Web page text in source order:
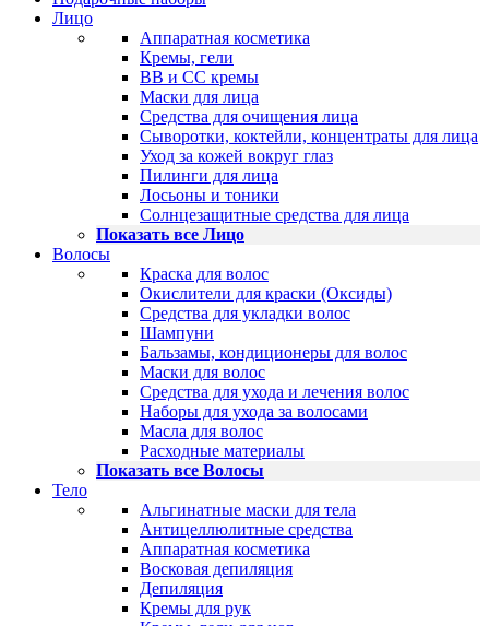
Лицо
Аппаратная косметика
Кремы, гели
BB и CC кремы
Маски для лица
Средства для очищения лица
Сыворотки, коктейли, концентраты для лица
Уход за кожей вокруг глаз
Пилинги для лица
Лосьоны и тоники
Солнцезащитные средства для лица
Показать все Лицо
Волосы
Краска для волос
Окислители для краски (Оксиды)
Средства для укладки волос
Шампуни
Бальзамы, кондиционеры для волос
Маски для волос
Средства для ухода и лечения волос
Наборы для ухода за волосами
Масла для волос
Расходные материалы
Показать все Волосы
Тело
Альгинатные маски для тела
Антицеллюлитные средства
Аппаратная косметика
Восковая депиляция
Депиляция
Кремы для рук